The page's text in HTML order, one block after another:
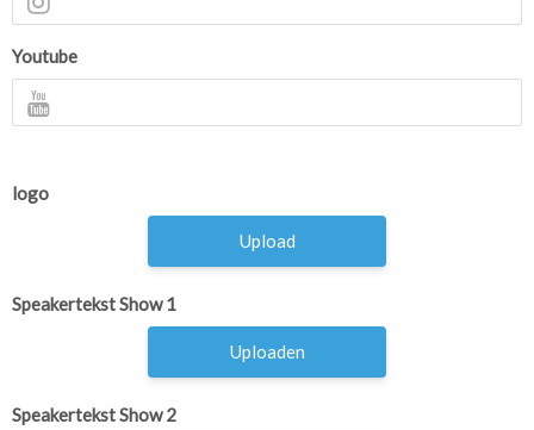
Youtube
logo
Upload
Speakertekst Show 1
Uploaden
Speakertekst Show 2